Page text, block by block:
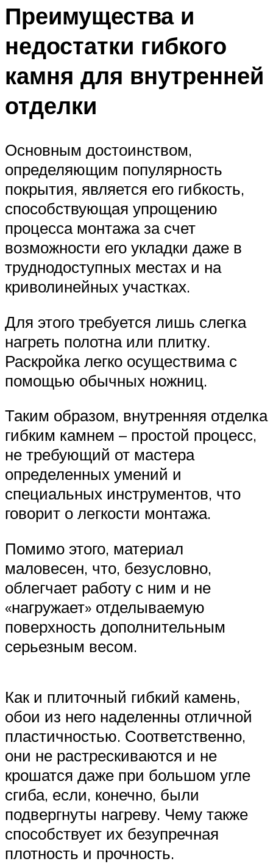
Преимущества и
недостатки гибкого
камня для внутренней
отделки
Основным достоинством,
определяющим популярность
покрытия, является его гибкость,
способствующая упрощению
процесса монтажа за счет
возможности его укладки даже в
труднодоступных местах и на
криволинейных участках.
Для этого требуется лишь слегка
нагреть полотна или плитку.
Раскройка легко осуществима с
помощью обычных ножниц.
Таким образом, внутренняя отделка
гибким камнем – простой процесс,
не требующий от мастера
определенных умений и
специальных инструментов, что
говорит о легкости монтажа.
Помимо этого, материал
маловесен, что, безусловно,
облегчает работу с ним и не
«нагружает» отделываемую
поверхность дополнительным
серьезным весом.
Как и плиточный гибкий камень,
обои из него наделенны отличной
пластичностью. Соответственно,
они не растрескиваются и не
крошатся даже при большом угле
сгиба, если, конечно, были
подвергнуты нагреву. Чему также
способствует их безупречная
плотность и прочность.